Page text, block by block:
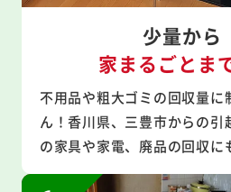
少量から
家まるごとま
不用品や粗大ゴミの回収量に
ん！香川県、三豊市からの引
の家具や家電、廃品の回収に